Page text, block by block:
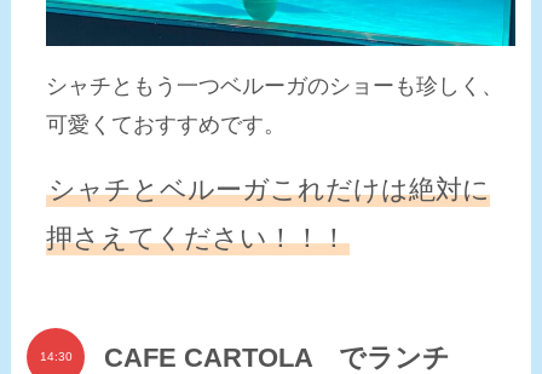
シャチともう一つベルーガのショーも珍しく、
可愛くておすすめです。
シャチとベルーガこれだけは絶対に
押さえてください！！！
14:30 CAFE CARTOLA でランチ